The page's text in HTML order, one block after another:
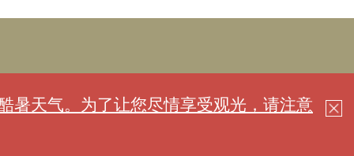
暑天气。为了让您尽情享受观光，请注意